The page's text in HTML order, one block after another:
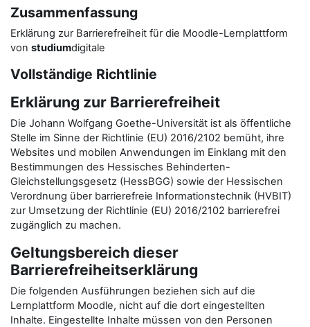
Zusammenfassung
Erklärung zur Barrierefreiheit für die Moodle-Lernplattform
von studiumdigitale
Vollständige Richtlinie
Erklärung zur Barrierefreiheit
Die Johann Wolfgang Goethe-Universität ist als öffentliche
Stelle im Sinne der Richtlinie (EU) 2016/2102 bemüht, ihre
Websites und mobilen Anwendungen im Einklang mit den
Bestimmungen des Hessisches Behinderten-
Gleichstellungsgesetz (HessBGG) sowie der Hessischen
Verordnung über barrierefreie Informationstechnik (HVBIT)
zur Umsetzung der Richtlinie (EU) 2016/2102 barrierefrei
zugänglich zu machen.
Geltungsbereich dieser
Barrierefreiheitserklärung
Die folgenden Ausführungen beziehen sich auf die
Lernplattform Moodle, nicht auf die dort eingestellten
Inhalte. Eingestellte Inhalte müssen von den Personen